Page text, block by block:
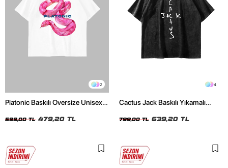
2
Platonic Baskılı Oversize Unisex
599,00 TL 479,20 TL
4
Cactus Jack Baskılı Yıkamalı
799,00 TL 639,20 TL